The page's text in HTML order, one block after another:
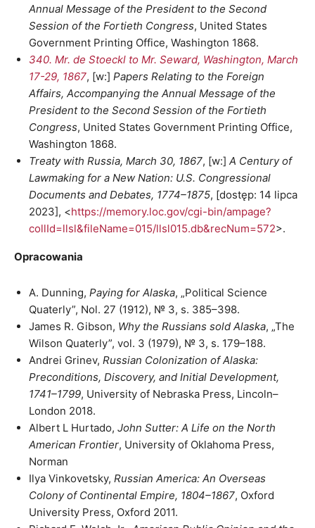
Annual Message of the President to the Second
Session of the Fortieth Congress, United States
Government Printing Office, Washington 1868.
340. Mr. de Stoeckl to Mr. Seward, Washington, March
17-29, 1867, [w:] Papers Relating to the Foreign
Affairs, Accompanying the Annual Message of the
President to the Second Session of the Fortieth
Congress, United States Government Printing Office,
Washington 1868.
Treaty with Russia, March 30, 1867, [w:] A Century of
Lawmaking for a New Nation: U.S. Congressional
Documents and Debates, 1774–1875, [dostęp: 14 lipca
2023], <https://memory.loc.gov/cgi-bin/ampage?
collId=llsl&fileName=015/llsl015.db&recNum=572>.
Opracowania
A. Dunning, Paying for Alaska, „Political Science
Quaterly”, Nol. 27 (1912), № 3, s. 385–398.
James R. Gibson, Why the Russians sold Alaska, „The
Wilson Quaterly”, vol. 3 (1979), № 3, s. 179–188.
Andrei Grinev, Russian Colonization of Alaska:
Preconditions, Discovery, and Initial Development,
1741–1799, University of Nebraska Press, Lincoln–
London 2018.
Albert L Hurtado, John Sutter: A Life on the North
American Frontier, University of Oklahoma Press,
Norman
Ilya Vinkovetsky, Russian America: An Overseas
Colony of Continental Empire, 1804–1867, Oxford
University Press, Oxford 2011.